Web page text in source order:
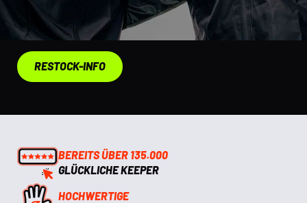
RESTOCK-INFO
BEREITS ÜBER 135.000
GLÜCKLICHE KEEPER
HOCHWERTIGE